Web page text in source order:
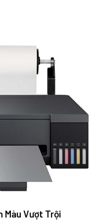
Màu Vượt Trội